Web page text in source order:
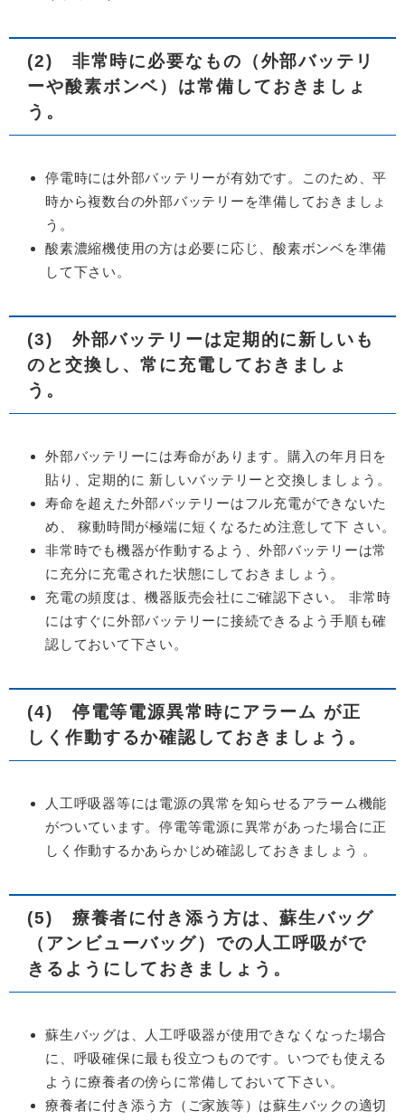
(2) 非常時に必要なもの（外部バッテリ
ーや酸素ボンベ）は常備しておきましょ
う。
停電時には外部バッテリーが有効です。このため、平
時から複数台の外部バッテリーを準備しておきましょ
う。
酸素濃縮機使用の方は必要に応じ、酸素ボンベを準備
して下さい。
(3) 外部バッテリーは定期的に新しいも
のと交換し、常に充電しておきましょ
う。
外部バッテリーには寿命があります。購入の年月日を
貼り、定期的に 新しいバッテリーと交換しましょう。
寿命を超えた外部バッテリーはフル充電ができないた
め、 稼動時間が極端に短くなるため注意して下 さい。
非常時でも機器が作動するよう、外部バッテリーは常
に充分に充電された状態にしておきましょう。
充電の頻度は、機器販売会社にご確認下さい。 非常時
にはすぐに外部バッテリーに接続できるよう手順も確
認しておいて下さい。
(4) 停電等電源異常時にアラーム が正
しく作動するか確認しておきましょう。
人工呼吸器等には電源の異常を知らせるアラーム機能
がついています。停電等電源に異常があった場合に正
しく作動するかあらかじめ確認しておきましょう 。
(5) 療養者に付き添う方は、蘇生バッグ
（アンビューバッグ）での人工呼吸がで
きるようにしておきましょう。
蘇生バッグは、人工呼吸器が使用できなくなった場合
に、呼吸確保に最も役立つものです。いつでも使える
ように療養者の傍らに常備しておいて下さい。
療養者に付き添う方（ご家族等）は蘇生バックの適切